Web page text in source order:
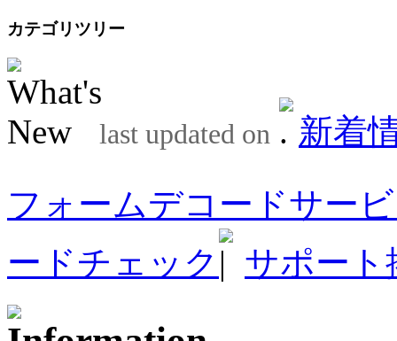
カテゴリツリー
last updated on
新着
フォームデコードサー
ードチェック
サポート